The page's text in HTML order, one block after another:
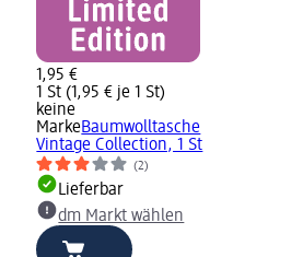
1,95 €
1 St (1,95 € je 1 St)
keine
MarkeBaumwolltasche
Vintage Collection, 1 St
(2)
Lieferbar
dm Markt wählen